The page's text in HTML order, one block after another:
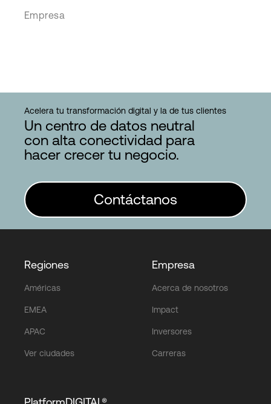
Empresa
Acelera tu transformación digital y la de tus clientes
Un centro de datos neutral
con alta conectividad para
hacer crecer tu negocio.
Contáctanos
Regiones
Américas
EMEA
APAC
Ver ciudades
Empresa
Acerca de nosotros
Impact
Inversores
Carreras